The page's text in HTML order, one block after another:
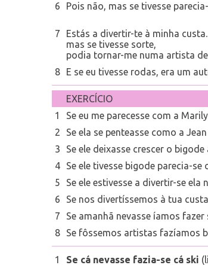
6
Pois não, mas se tivesse
7
Estás a divertir-te à minha
mas se tivesse sorte,
podia tornar-me numa artista de
8
E se eu tivesse rodas, era um
EXERCÍCIO
1
Se eu me parecesse com a
2
Se ela se penteasse como a
3
Se ele deixasse crescer o
4
Se ele tivesse bigode parecia-se
5
Se ele estivesse a divertir-se ela
6
Se nos divertíssemos à tua
7
Se amanhã nevasse íamos fazer
8
Se fôssemos artistas fazíamos
1 Se cá nevasse fazia-se cá ski